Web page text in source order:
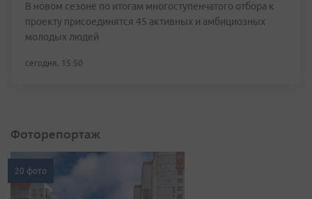
В новом сезоне по итогам многоступенчатого отбора к
проекту присоединятся 45 активных и амбициозных
молодых людей
сегодня, 15:50
Фоторепортаж
20 фото